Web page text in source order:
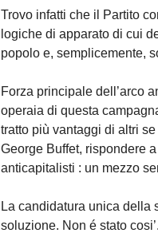
Trovo infatti che il Partito
logiche di apparato di cui
popolo e, semplicemente,
Forza principale dell’arco
operaia di questa
tratto più vantaggi di altri
George Buffet, rispondere
anticapitalisti : un mezzo
La candidatura unica della
soluzione. Non é stato